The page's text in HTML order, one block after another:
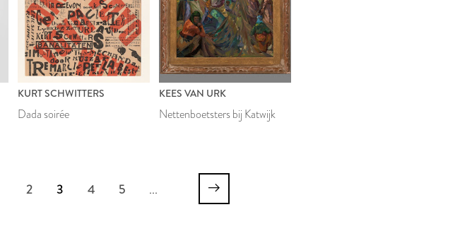
KURT SCHWITTERS
Dada soirée
KEES VAN URK
Nettenboetsters bij Katwijk
2 3 4 5 ...